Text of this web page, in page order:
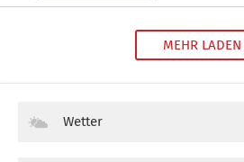
MEHR LADEN
Wetter